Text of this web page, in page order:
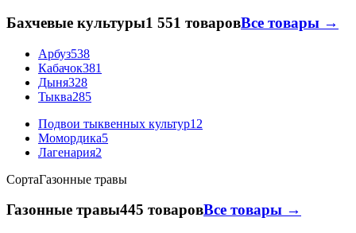
Бахчевые культуры1 551 товаровВсе товары →
Арбуз538
Кабачок381
Дыня328
Тыква285
Подвои тыквенных культур12
Момордика5
Лагенария2
СортаГазонные травы
Газонные травы445 товаровВсе товары →